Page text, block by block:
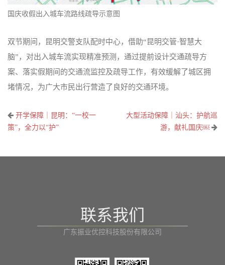
国庆收假出入城车流路线疏导示意图
双节期间，昆明交警支队配时中心，借助“昆明交管·智慧大
脑”，对出入城车流实现精准预测，通过提前设计交通疏导方
案、落实假期间的交通流监控及疏导工作，有效缓解了城区拥
堵情况，为广大市民出行营造了良好的交通环境。
文
章
航
开学保障｜昆明：“一校一
策”，全力以“护”
大型活动保障｜汕头：护航巡
游，献礼国庆￼
联系我们
广东振业优控科技股份有限公司